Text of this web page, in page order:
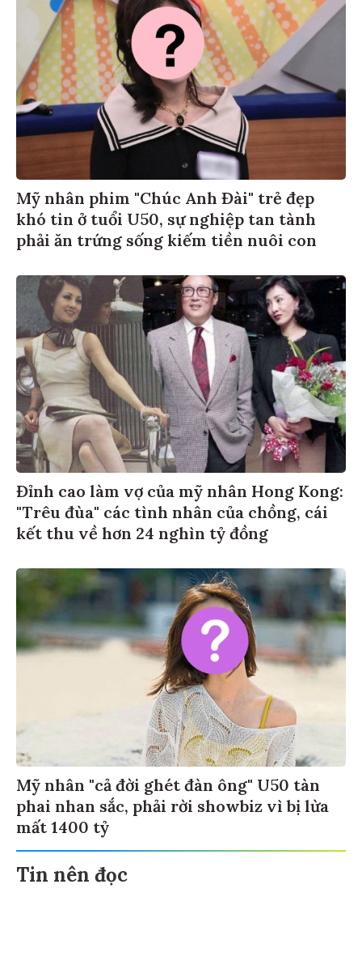
Mỹ nhân phim "Chúc Anh Đài" trẻ đẹp
khó tin ở tuổi U50, sự nghiệp tan tành
phải ăn trứng sống kiếm tiền nuôi con
Đỉnh cao làm vợ của mỹ nhân Hong Kong:
"Trêu đùa" các tình nhân của chồng, cái
kết thu về hơn 24 nghìn tỷ đồng
Mỹ nhân "cả đời ghét đàn ông" U50 tàn
phai nhan sắc, phải rời showbiz vì bị lừa
mất 1400 tỷ
Tin nên đọc